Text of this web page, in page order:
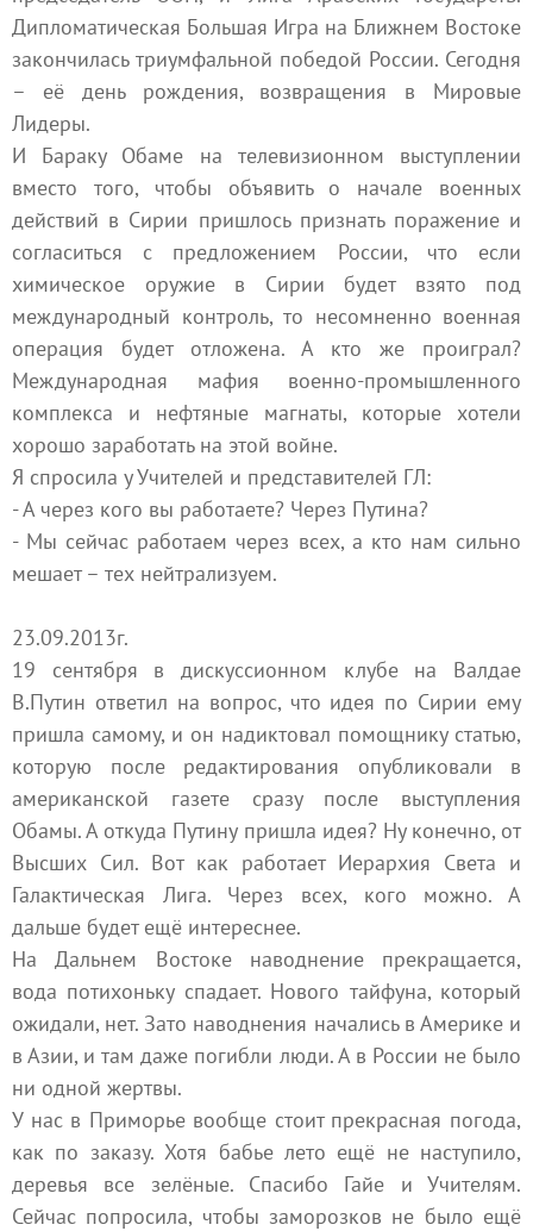
Дипломатическая Большая Игра на Ближнем Востоке
закончилась триумфальной победой России. Сегодня
– её день рождения, возвращения в Мировые
Лидеры.
И Бараку Обаме на телевизионном выступлении
вместо того, чтобы объявить о начале военных
действий в Сирии пришлось признать поражение и
согласиться с предложением России, что если
химическое оружие в Сирии будет взято под
международный контроль, то несомненно военная
операция будет отложена. А кто же проиграл?
Международная мафия военно-промышленного
комплекса и нефтяные магнаты, которые хотели
хорошо заработать на этой войне.
Я спросила у Учителей и представителей ГЛ:
- А через кого вы работаете? Через Путина?
- Мы сейчас работаем через всех, а кто нам сильно
мешает – тех нейтрализуем.
23.09.2013г.
19 сентября в дискуссионном клубе на Валдае
В.Путин ответил на вопрос, что идея по Сирии ему
пришла самому, и он надиктовал помощнику статью,
которую после редактирования опубликовали в
американской газете сразу после выступления
Обамы. А откуда Путину пришла идея? Ну конечно, от
Высших Сил. Вот как работает Иерархия Света и
Галактическая Лига. Через всех, кого можно. А
дальше будет ещё интереснее.
На Дальнем Востоке наводнение прекращается,
вода потихоньку спадает. Нового тайфуна, который
ожидали, нет. Зато наводнения начались в Америке и
в Азии, и там даже погибли люди. А в России не было
ни одной жертвы.
У нас в Приморье вообще стоит прекрасная погода,
как по заказу. Хотя бабье лето ещё не наступило,
деревья все зелёные. Спасибо Гайе и Учителям.
Сейчас попросила, чтобы заморозков не было ещё